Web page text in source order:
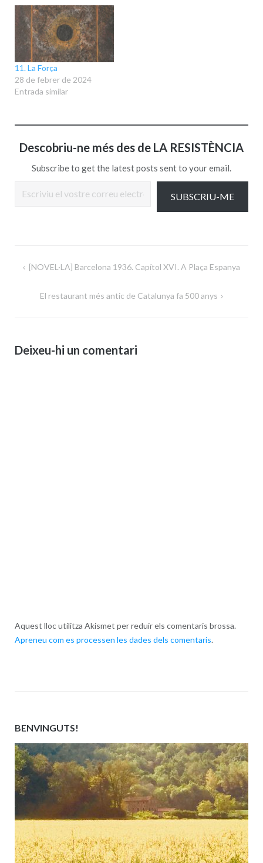
11. La Força
28 de febrer de 2024
Entrada similar
Descobriu-ne més des de LA RESISTÈNCIA
Subscribe to get the latest posts sent to your email.
SUBSCRIU-ME
Navegació
[NOVEL·LA] Barcelona 1936. Capítol XVI. A Plaça Espanya
El restaurant més antic de Catalunya fa 500 anys
Deixeu-hi un comentari
Aquest lloc utilitza Akismet per reduir els comentaris brossa.
Apreneu com es processen les dades dels comentaris.
BENVINGUTS!